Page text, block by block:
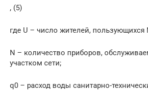
, (5)
где U – число жителей, пользующихся
N – количество приборов,
участком сети;
q0 – расход воды санитарно-